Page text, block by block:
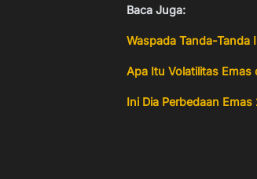
Baca Juga:
Waspada Tanda-
Apa Itu Volatilitas
Ini Dia Perbedaan